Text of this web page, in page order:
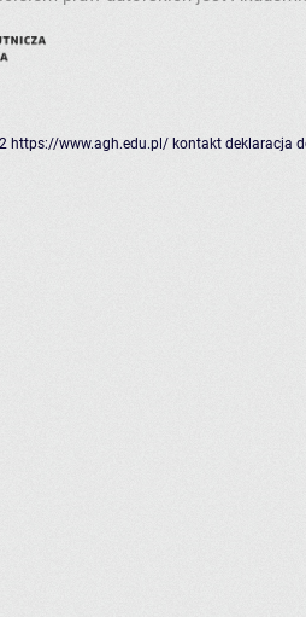
https://www.agh.edu.pl/ kontakt deklaracja